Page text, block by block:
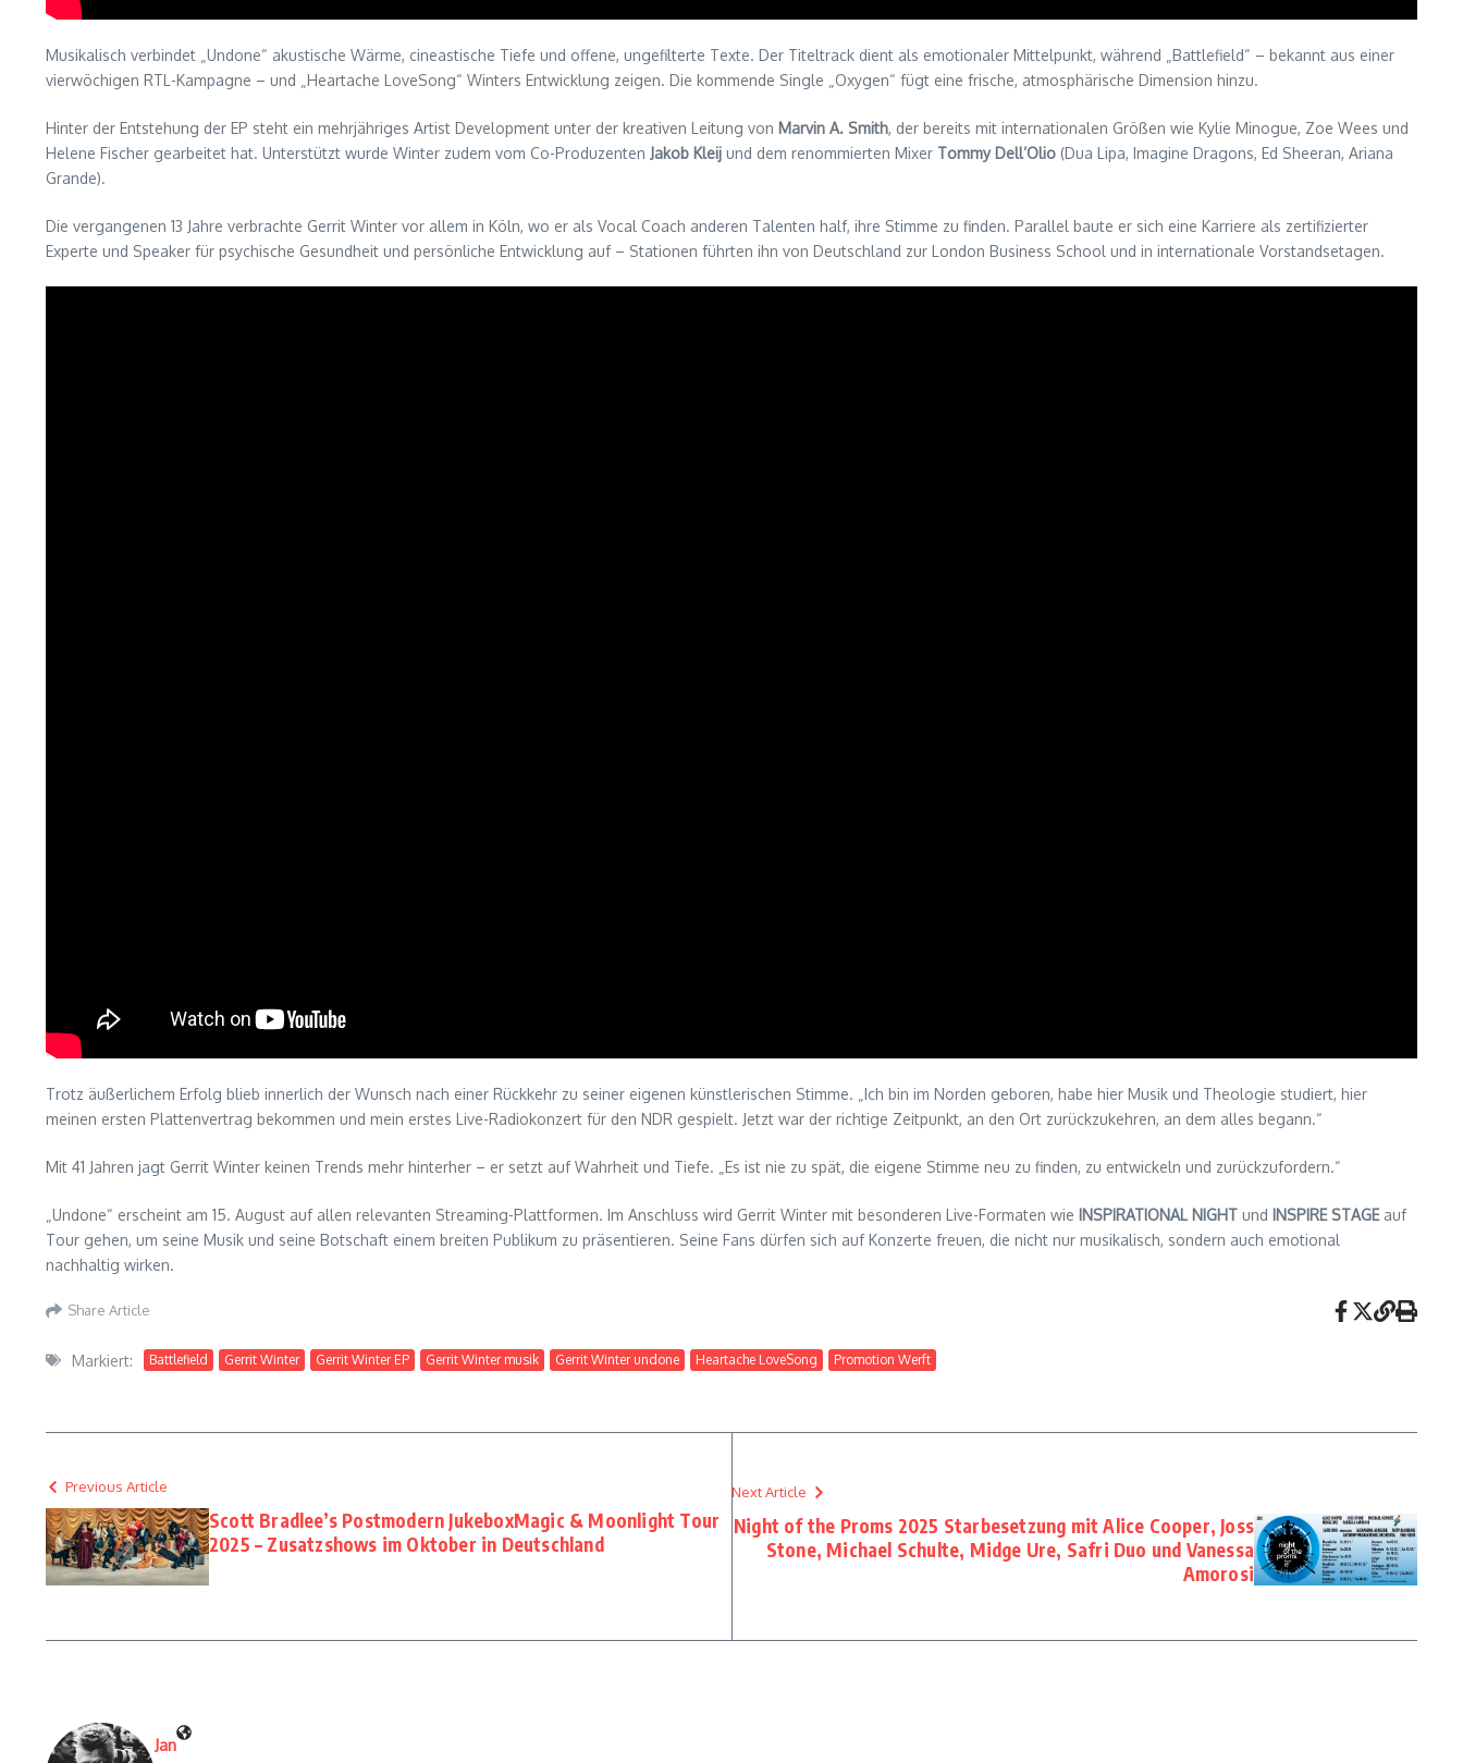
Musikalisch verbindet „Undone“ akustische Wärme, cineastische Tiefe und offene, ungefilterte Texte. Der Titeltrack dient als emotionaler Mittelpunkt, während „Battlefield“ – bekannt aus einer
vierwöchigen RTL-Kampagne – und „Heartache LoveSong“ Winters Entwicklung zeigen. Die kommende Single „Oxygen“ fügt eine frische, atmosphärische Dimension hinzu.
Hinter der Entstehung der EP steht ein mehrjähriges Artist Development unter der kreativen Leitung von Marvin A. Smith, der bereits mit internationalen Größen wie Kylie Minogue, Zoe Wees und
Helene Fischer gearbeitet hat. Unterstützt wurde Winter zudem vom Co-Produzenten Jakob Kleij und dem renommierten Mixer Tommy Dell’Olio (Dua Lipa, Imagine Dragons, Ed Sheeran, Ariana
Grande).
Die vergangenen 13 Jahre verbrachte Gerrit Winter vor allem in Köln, wo er als Vocal Coach anderen Talenten half, ihre Stimme zu finden. Parallel baute er sich eine Karriere als zertifizierter
Experte und Speaker für psychische Gesundheit und persönliche Entwicklung auf – Stationen führten ihn von Deutschland zur London Business School und in internationale Vorstandsetagen.
Trotz äußerlichem Erfolg blieb innerlich der Wunsch nach einer Rückkehr zu seiner eigenen künstlerischen Stimme. „Ich bin im Norden geboren, habe hier Musik und Theologie studiert, hier
meinen ersten Plattenvertrag bekommen und mein erstes Live-Radiokonzert für den NDR gespielt. Jetzt war der richtige Zeitpunkt, an den Ort zurückzukehren, an dem alles begann.“
Mit 41 Jahren jagt Gerrit Winter keinen Trends mehr hinterher – er setzt auf Wahrheit und Tiefe. „Es ist nie zu spät, die eigene Stimme neu zu finden, zu entwickeln und zurückzufordern.“
„Undone“ erscheint am 15. August auf allen relevanten Streaming-Plattformen. Im Anschluss wird Gerrit Winter mit besonderen Live-Formaten wie INSPIRATIONAL NIGHT und INSPIRE STAGEauf
Tour gehen, um seine Musik und seine Botschaft einem breiten Publikum zu präsentieren. Seine Fans dürfen sich auf Konzerte freuen, die nicht nur musikalisch, sondern auch emotional
nachhaltig wirken.
Share Article
Markiert: Battlefield Gerrit Winter Gerrit Winter EP Gerrit Winter musik Gerrit Winter undone Heartache LoveSong Promotion Werft
Previous Article
Scott Bradlee’s Postmodern JukeboxMagic & Moonlight Tour
2025 – Zusatzshows im Oktober in Deutschland
Next Article
Night of the Proms 2025 Starbesetzung mit Alice Cooper, Joss
Stone, Michael Schulte, Midge Ure, Safri Duo und Vanessa
Amorosi
Jan